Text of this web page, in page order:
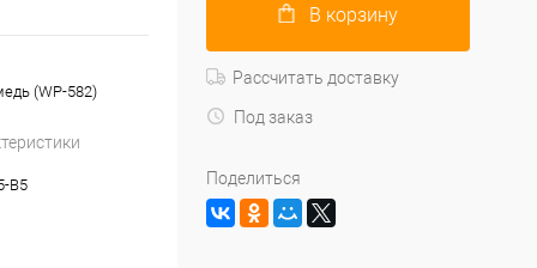
(WP-582)
B5
В корзину
Рассчитать доставку
Под заказ
Поделиться